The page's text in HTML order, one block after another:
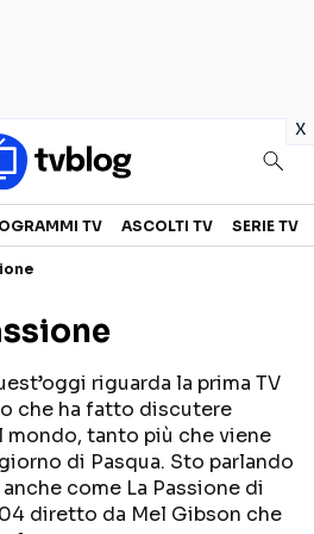
x
SERIE TV
REALITY SHOW
FICTION
TV ASCOLTI TV SERIE TV
riguarda la prima TV
che ha fatto discutere
tanto più che viene
di Pasqua. Sto parlando
come La Passione di
diretto da Mel Gibson che